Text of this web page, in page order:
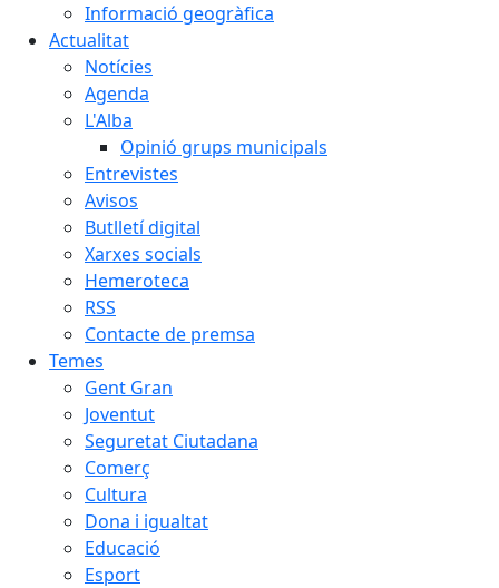
Informació geogràfica
Actualitat
Notícies
Agenda
L'Alba
Opinió grups municipals
Entrevistes
Avisos
Butlletí digital
Xarxes socials
Hemeroteca
RSS
Contacte de premsa
Temes
Gent Gran
Joventut
Seguretat Ciutadana
Comerç
Cultura
Dona i igualtat
Educació
Esport